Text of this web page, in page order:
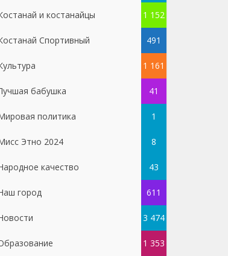
и костанайцы 1 152
Спортивный 491
1 161
бабушка 41
политика 1
Этно 2024 8
качество 43
город 611
3 474
1 353